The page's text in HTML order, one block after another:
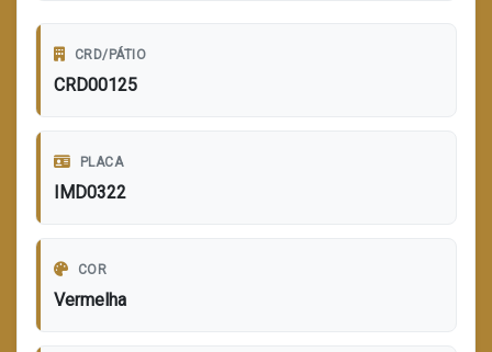
CRD/PÁTIO
CRD00125
PLACA
IMD0322
COR
Vermelha